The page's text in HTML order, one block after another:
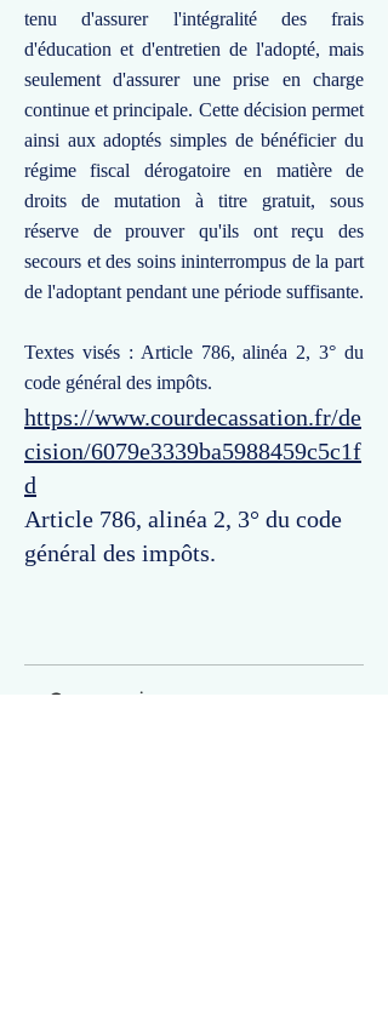
tenu d'assurer l'intégralité des frais
d'éducation et d'entretien de l'adopté, mais
seulement d'assurer une prise en charge
continue et principale. Cette décision permet
ainsi aux adoptés simples de bénéficier du
régime fiscal dérogatoire en matière de
droits de mutation à titre gratuit, sous
réserve de prouver qu'ils ont reçu des
secours et des soins ininterrompus de la part
de l'adoptant pendant une période suffisante.
Textes visés : Article 786, alinéa 2, 3° du
code général des impôts.
https://www.courdecassation.fr/de
cision/6079e3339ba5988459c5c1f
d
Article 786, alinéa 2, 3° du code
général des impôts.
Commentaires